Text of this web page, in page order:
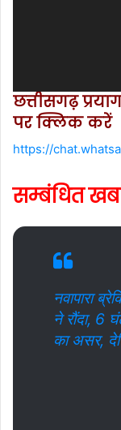
छत्तीसगढ़
पर क्लिक करें
https://
सम्बंधित
नवापारा
ने रौंदा, 6
का असर,